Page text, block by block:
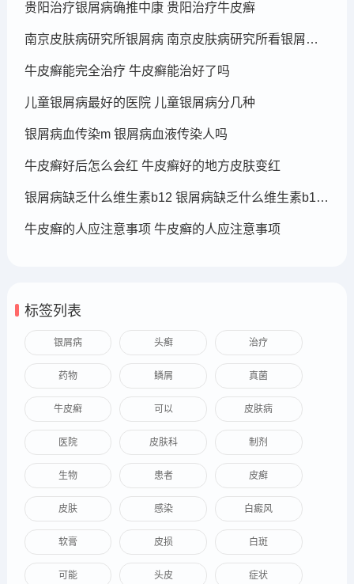
贵阳治疗银屑病确推中康 贵阳治疗牛皮癣
南京皮肤病研究所银屑病 南京皮肤病研究所看银屑病哪个医生厉害
牛皮癣能完全治疗 牛皮癣能治好了吗
儿童银屑病最好的医院 儿童银屑病分几种
银屑病血传染m 银屑病血液传染人吗
牛皮癣好后怎么会红 牛皮癣好的地方皮肤变红
银屑病缺乏什么维生素b12 银屑病缺乏什么维生素b12可以补充
牛皮癣的人应注意事项 牛皮癣的人应注意事项
标签列表
银屑病 头癣 治疗
药物 鳞屑 真菌
牛皮癣 可以 皮肤病
医院 皮肤科 制剂
生物 患者 皮癣
皮肤 感染 白癜风
软膏 皮损 白斑
可能 头皮 症状